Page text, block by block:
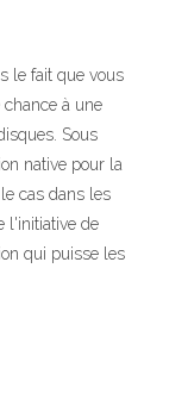
le fait que vous
à une
Sous
native pour la
cas dans les
l'initiative de
qui puisse les